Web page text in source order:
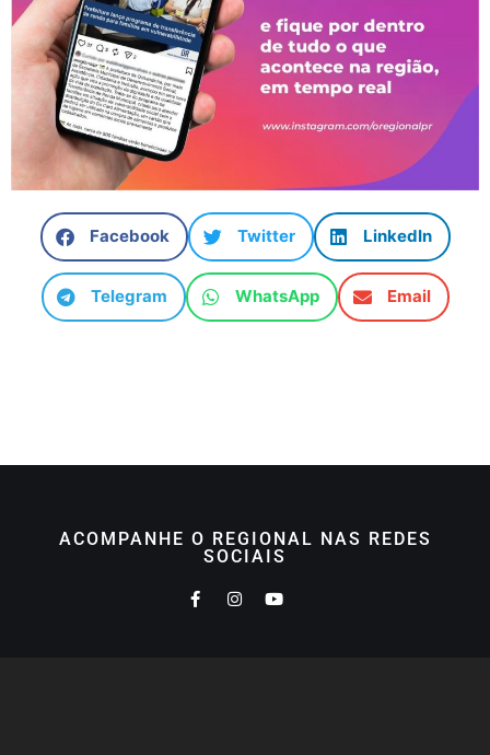
Facebook Twitter LinkedIn
Telegram WhatsApp Email
ACOMPANHE O REGIONAL NAS REDES
SOCIAIS